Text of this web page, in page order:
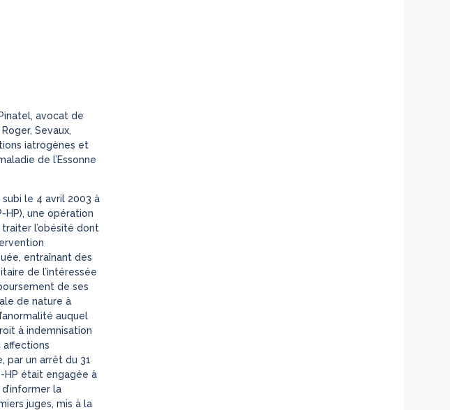
avocat de
Sevaux,
iatrogènes et
de l’Essonne
subi le 4 avril 2003 à
HP), une opération
l’obésité dont
entraînant des
de l’intéressée
de ses
de nature à
auquel
à indemnisation
affections
par un arrêt du 31
HP était engagée à
la
juges, mis à la